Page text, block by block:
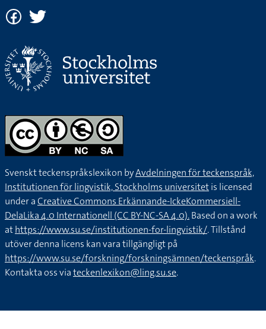
Svenskt teckenspråkslexikon byAvdelningen för teckenspråk,
Institutionen för lingvistik, Stockholms universitetis licensed
under aCreative Commons Erkännande-IckeKommersiell-
DelaLika 4.0 Internationell (CC BY-NC-SA 4.0).Based on a work
athttps://www.su.se/institutionen-for-lingvistik/. Tillstånd
utöver denna licens kan vara tillgängligt på
https://www.su.se/forskning/forskningsämnen/teckenspråk.
Kontakta oss viateckenlexikon@ling.su.se.